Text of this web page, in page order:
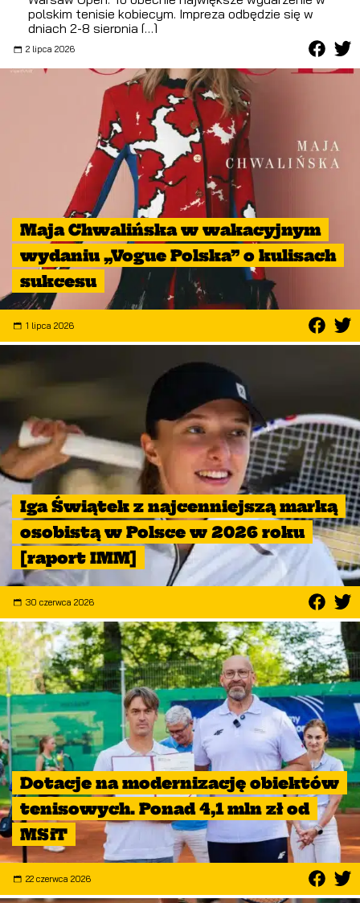
polskim tenisie kobiecym. Impreza odbędzie się w
dniach 2-8 sierpnia […]
2 lipca 2026
Maja Chwalińska w wakacyjnym
wydaniu „Vogue Polska” o kulisach
sukcesu
1 lipca 2026
Iga Świątek z najcenniejszą marką
osobistą w Polsce w 2026 roku
[raport IMM]
30 czerwca 2026
Dotacje na modernizację obiektów
tenisowych. Ponad 4,1 mln zł od
MSiT
22 czerwca 2026